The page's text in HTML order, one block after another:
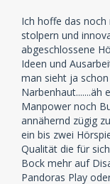
Ich hoffe das
stolpern und
abgeschlossene
Ideen und
man sieht ja
Narbenhaut.......äh
Manpower noch
annähernd zügig
ein bis zwei
Qualität die für
Bock mehr auf
Pandoras Play